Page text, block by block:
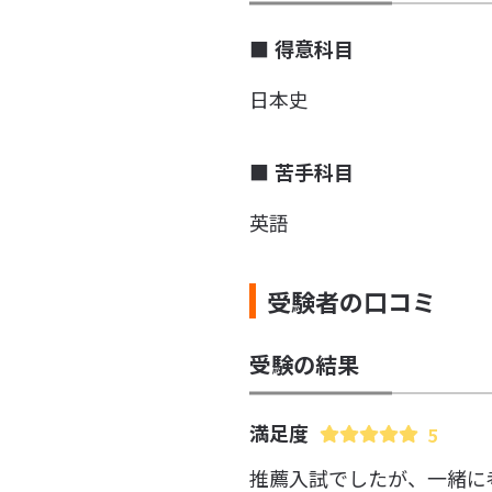
得意科目
日本史
苦手科目
英語
受験者の口コミ
受験の結果
満足度 5
推薦入試でしたが、一緒に